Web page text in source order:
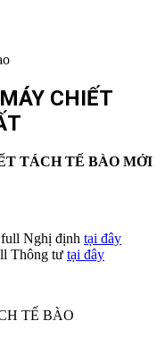
CHIẾT
TÁCH TẾ BÀO MỚI
Nghị định tại đây
Thông tư tại đây
TẾ BÀO